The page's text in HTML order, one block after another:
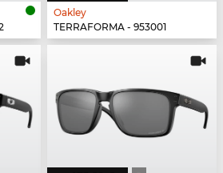
Oakley
TERRAFORMA - 953001